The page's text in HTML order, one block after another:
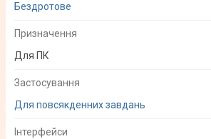
Бездротове
Призначення
Для ПК
Застосування
Для повсякденних завдань
Інтерфейси